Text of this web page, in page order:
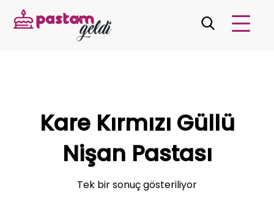
Kare Kırmızı Güllü
Nişan Pastası
Tek bir sonuç gösteriliyor